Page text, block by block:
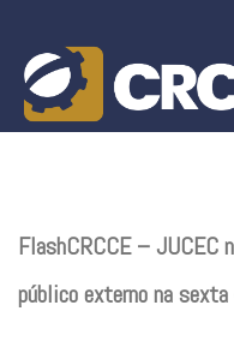
content
FlashCRCCE – JUCEC
público externo na